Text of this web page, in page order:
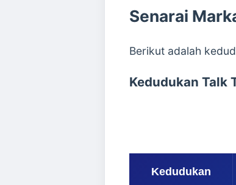
Senarai
Berikut adalah
Kedudukan Talk
Kedudukan